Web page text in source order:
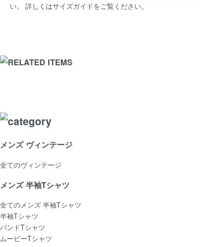
い。 詳しくはサイズガイドをご覧ください。
メンズ ヴィンテージ
全てのヴィンテージ
メンズ 半袖Tシャツ
全てのメンズ 半袖Tシャツ
半袖Tシャツ
バンドTシャツ
ムービーTシャツ